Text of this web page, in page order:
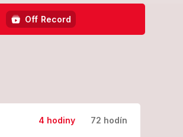
Off Record
4 hodiny 72 hodín